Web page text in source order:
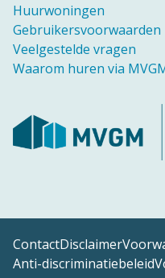
Huurwoningen
Gebruikersvoorwaarden
Veelgestelde vragen
Waarom huren via
ContactDisclaimer
Anti-discriminatiebeleid